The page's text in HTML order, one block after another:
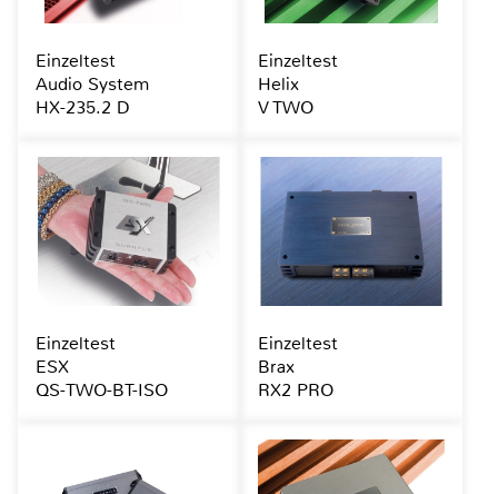
Einzeltest
Audio System
HX-235.2 D
Einzeltest
Helix
V TWO
Einzeltest
ESX
QS-TWO-BT-ISO
Einzeltest
Brax
RX2 PRO